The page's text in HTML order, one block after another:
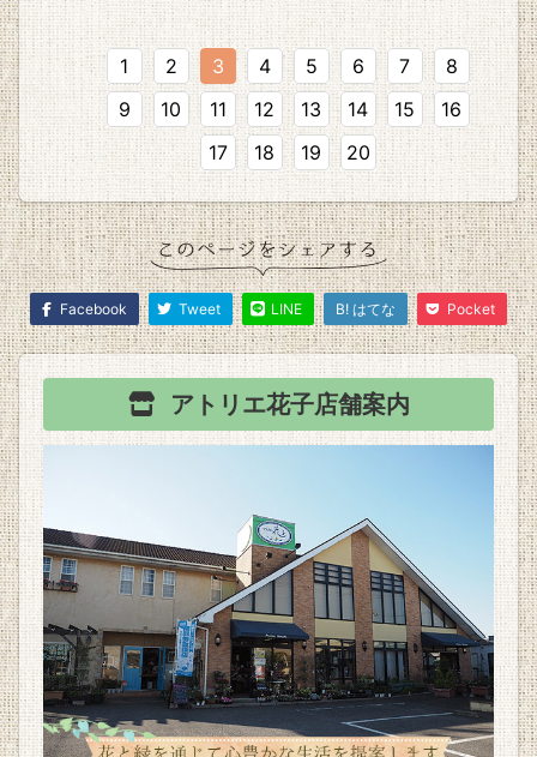
1 2 3 4 5 6 7
8
9
10 11 12 13 14 15
16
17
18 19 20
Facebook Tweet LINE B! はてな Pocket
アトリエ花子店舗案内